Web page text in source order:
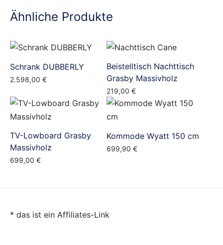
Ähnliche Produkte
Schrank DUBBERLY
2.598,00 €
Beistelltisch Nachttisch
Grasby Massivholz
219,00 €
TV-Lowboard Grasby
Massivholz
699,00 €
Kommode Wyatt 150 cm
699,90 €
* das ist ein Affiliates-Link